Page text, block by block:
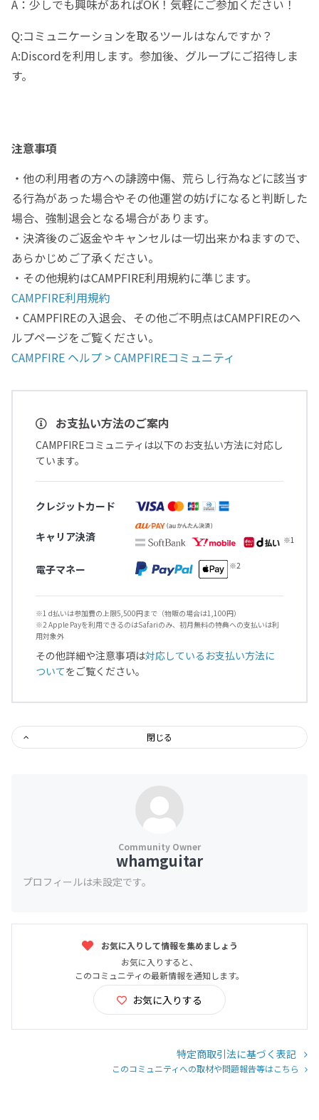
A：少しでも興味があればOK！気軽にご参加ください！
Q:コミュニケーションを取るツールはなんですか？
A:Discordを利用します。参加後、グループにご招待しま
す。
注意事項
・他の利用者の方への誹謗中傷、荒らし行為などに該当す
る行為があった場合やその他運営の妨げになると判断した
場合、強制退会となる場合があります。
・決済後のご返金やキャンセルは一切出来かねますので、
あらかじめご了承ください。
・その他規約はCAMPFIRE利用規約に準じます。
CAMPFIRE利用規約
・CAMPFIREの入退会、その他ご不明点はCAMPFIREのヘ
ルプページをご覧ください。
CAMPFIRE ヘルプ > CAMPFIREコミュニティ
お支払い方法のご案内
CAMPFIREコミュニティは以下のお支払い方法に対応し
ています。
クレジットカード
キャリア決済
電子マネー
※1 d払いは参加費の上限5,500円まで（物販の場合は1,100円）
※2 Apple Payを利用できるのはSafariのみ、初月無料の特典への支払いは利
用対象外
その他詳細や注意事項は対応しているお支払い方法に
ついてをご覧ください。
閉じる
whamguitar
プロフィールは未設定です。
お気に入りして情報を集めましょう
お気に入りすると、
このコミュニティの最新情報を通知します。
お気に入りする
特定商取引法に基づく表記
このコミュニティへの取材や問題報告等はこちら